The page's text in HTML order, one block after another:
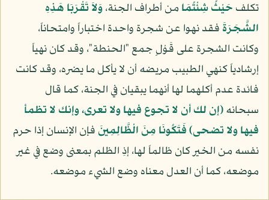
تكلف حَيْثُ شِئْتُمَا من أطراف الجنة،وَلاَ تَقْرَبَا هَذِهِ
الشَّجَرَةَ فقد نهوا عن شجرة واحدة اختباراً وامتحاناً،
وكانت الشجرة على قَوْلٍ جمع "الحنطة"، وقد كان نهياً
إرشادياً كنهي الطبيب مريضه أن لا يأكل ما يضره، وقد كانت
فائدة عدم أكلهما لها أنهما يبقيان في الجنة، كما قال
سبحانه(إن لك أن لا تجوع فيها ولا تعرى، وإنك لا تظمأ
فيها ولا تضحى)فَتَكُونَا مِنَ الْظَّالِمِينَ فإن الإنسان إذا حرم
نفسه من الخير كان ظالماً لها، إذِ الظلم بمعنى وضع في غير
موضعه، كما أن العدل معناه وضع الشيء موضعه.